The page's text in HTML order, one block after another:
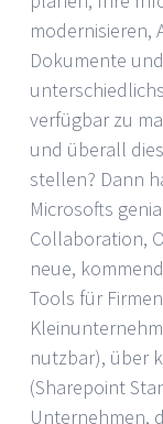
modernisieren,
Dokumente
verfügbar zu
und überall
stellen? Dann
Microsofts
Collaboration,
neue,
Tools für
nutzbar), über
(Sharepoint
Unternehmen,